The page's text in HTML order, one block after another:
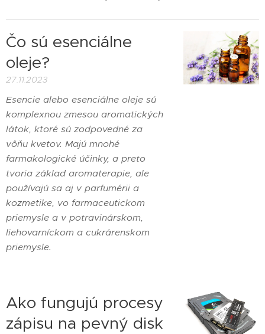
Čo sú esenciálne
oleje?
27.11.2023
Esencie alebo esenciálne oleje sú
komplexnou zmesou aromatických
látok, ktoré sú zodpovedné za
vôňu kvetov. Majú mnohé
farmakologické účinky, a preto
tvoria základ aromaterapie, ale
používajú sa aj v parfumérii a
kozmetike, vo farmaceutickom
priemysle a v potravinárskom,
liehovarníckom a cukrárenskom
priemysle.
Ako fungujú procesy
zápisu na pevný disk